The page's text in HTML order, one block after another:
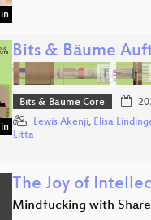
Bits & Bäume
Bits & Bäume Core
Lewis Akenji, Elisa
Litta
The Joy of
Mindfucking with